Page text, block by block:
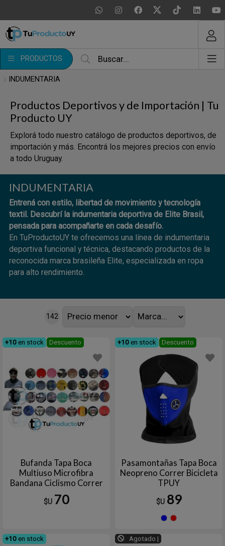
PRODUCTOS
MI COMPRA
INDUMENTARIA
Productos Deportivos y de Importación | Tu
Producto UY
Explorá todo nuestro catálogo de productos deportivos, de
importación y más. Encontrá los mejores precios con envío
a todo Uruguay.
INDUMENTARIA
Entrená con estilo, libertad de movimiento y tecnología
textil. Descubrí la indumentaria deportiva de Elite Brasil,
pensada para acompañarte en cada desafío.
En TuProductoUY te ofrecemos una línea de indumentaria
deportiva funcional y técnica, destacando productos de la
reconocida marca brasileña Elite, especializada en ropa
para alto rendimiento.
– Camisetas deportivas, musculosas, tops y remeras
– Calzas cortas y largas, pantalones y shorts de secado
– Buzos, camperas y chaquetas livianas para
entrenamiento outdoor
– Telas con tecnología dry-fit, elasticidad, compresión y
ventilación
– Diseños ergonómicos que se adaptan al cuerpo y al tipo
de actividad
Ideal para ciclismo, running, gym, entrenamiento funcional
o uso urbano activo. La marca Elite combina diseño,
confort y calidad en cada prenda.
142
+10 en stock Descuento
Bufanda Tapa Boca
Multiuso Microfibra
Bandana Ciclismo Correr
para el Frío TPUY
$U 70
+10 en stock Descuento
Pasamontañas Tapa Boca
Neopreno Correr Bicicleta
TPUY
$U 89
+10 en stock Agotado |